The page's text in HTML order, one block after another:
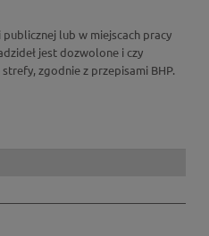
lub w miejscach pracy
jest dozwolone i czy
zgodnie z przepisami BHP.